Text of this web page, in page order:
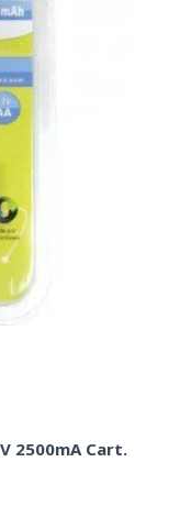
2500mA Cart.